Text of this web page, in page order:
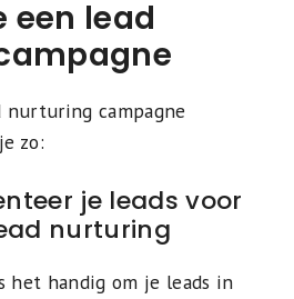
een lead
campagne
zo:
je leads voor
nurturing
het handig om je leads in